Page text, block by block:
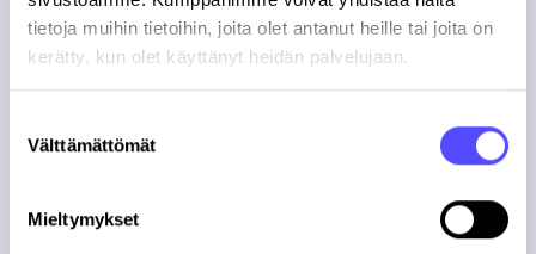
tietoja muihin tietoihin, joita olet antanut heille tai joita on
kerätty, kun olet käyttänyt heidän palvelujaan.
valinta
Välttämättömät
Mieltymykset
Tule
Jätä hieman tietoa itsestäsi ja aloitetaan keskustelut!